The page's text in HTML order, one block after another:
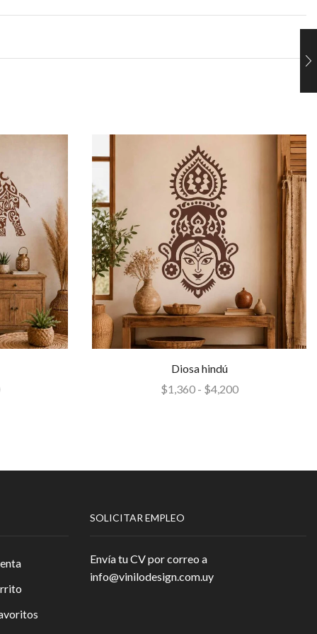
Diosa hindú
$1,360 - $4,200
SOLICITAR EMPLEO
Envía tu CV por correo a
info@vinilodesign.com.uy